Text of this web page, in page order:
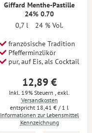
Giffard Menthe-Pastille
24% 0.70
0,7 l
24 % Vol.
französische Tradition
Pfefferminzlikör
pur, auf Eis, als Cocktail
12,89 €
Inkl. 19% Steuern, exkl.
Versandkosten
18,41 € / 1 l
Informationen zur Lebensmittel
Kennzeichnung